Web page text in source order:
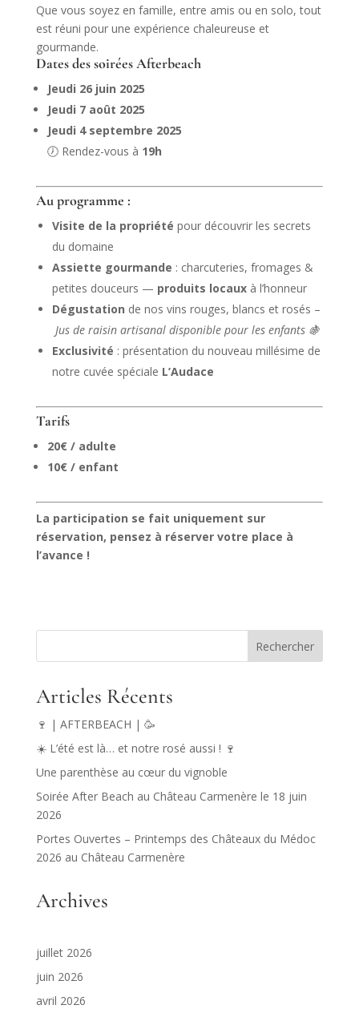
Que vous soyez en famille, entre amis ou en solo, tout
est réuni pour une expérience chaleureuse et
gourmande.
Dates des soirées Afterbeach
Jeudi 26 juin 2025
Jeudi 7 août 2025
Jeudi 4 septembre 2025
🕖 Rendez-vous à 19h
Au programme :
Visite de la propriété pour découvrir les secrets
du domaine
Assiette gourmande : charcuteries, fromages &
petites douceurs — produits locauxà l’honneur
Dégustation de nos vins rouges, blancs et rosés –
Jus de raisin artisanal disponible pour les enfants 🍇
Exclusivité : présentation du nouveau millésime de
notre cuvée spéciale L’Audace
Tarifs
20€ / adulte
10€ / enfant
La participation se fait uniquement sur
réservation, pensez à réserver votre place à
l’avance !
Rechercher
Articles Récents
🍷 | AFTERBEACH | 🥳
☀️ L’été est là… et notre rosé aussi ! 🍷
Une parenthèse au cœur du vignoble
Soirée After Beach au Château Carmenère le 18 juin
2026
Portes Ouvertes – Printemps des Châteaux du Médoc
2026 au Château Carmenère
Archives
juillet 2026
juin 2026
avril 2026